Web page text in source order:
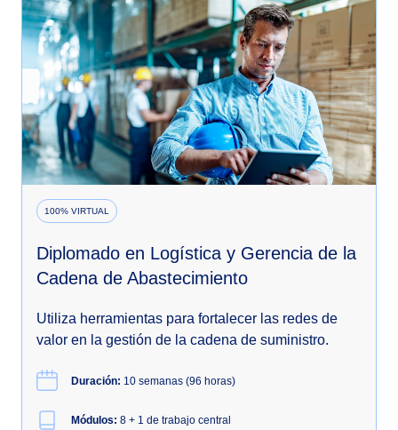
100% VIRTUAL
Diplomado en Logística y Gerencia de la
Cadena de Abastecimiento
Utiliza herramientas para fortalecer las redes de
valor en la gestión de la cadena de suministro.
Duración: 10 semanas (96 horas)
Módulos: 8 + 1 de trabajo central